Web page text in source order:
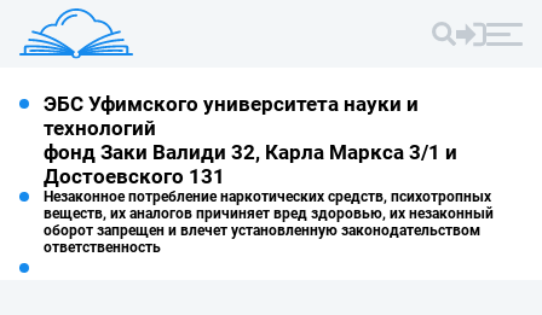
ЭБС Уфимского университета науки и
технологий
фонд Заки Валиди 32, Карла Маркса 3/1 и
Достоевского 131
Незаконное потребление наркотических средств, психотропных
веществ, их аналогов причиняет вред здоровью, их незаконный
оборот запрещен и влечет установленную законодательством
ответственность